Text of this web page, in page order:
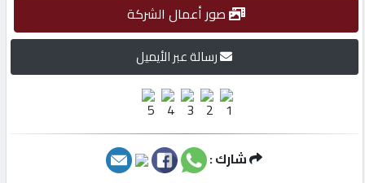
مميزة
صور أعمال الشركة
رسالة عبر الأيميل
شارك :